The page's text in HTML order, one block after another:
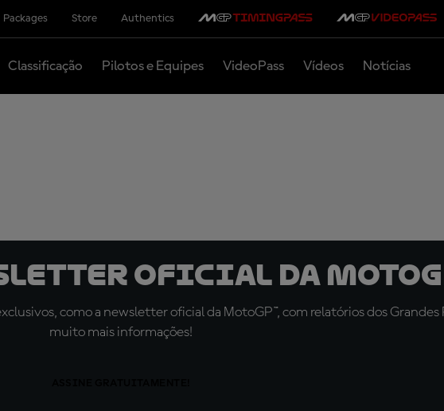
Packages Store Authentics
Classificação Pilotos e Equipes VideoPass Vídeos Notícias
oficial da
como a newsletter oficial da MotoGP™, com relatórios dos
muito mais informações!